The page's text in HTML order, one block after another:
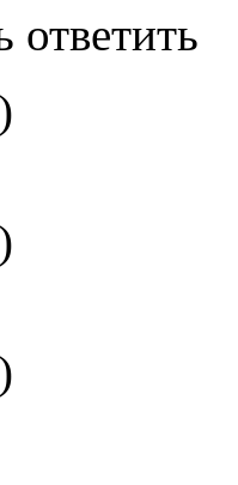
ответить